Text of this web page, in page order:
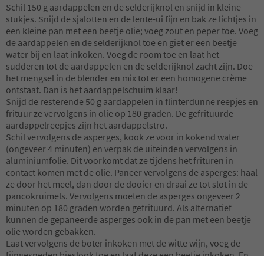
Schil 150 g aardappelen en de selderijknol en snijd in kleine
stukjes. Snijd de sjalotten en de lente-ui fijn en bak ze lichtjes in
een kleine pan met een beetje olie; voeg zout en peper toe. Voeg
de aardappelen en de selderijknol toe en giet er een beetje
water bij en laat inkoken. Voeg de room toe en laat het
sudderen tot de aardappelen en de selderijknol zacht zijn. Doe
het mengsel in de blender en mix tot er een homogene crème
ontstaat. Dan is het aardappelschuim klaar!
Snijd de resterende 50 g aardappelen in flinterdunne reepjes en
frituur ze vervolgens in olie op 180 graden. De gefrituurde
aardappelreepjes zijn het aardappelstro.
Schil vervolgens de asperges, kook ze voor in kokend water
(ongeveer 4 minuten) en verpak de uiteinden vervolgens in
aluminiumfolie. Dit voorkomt dat ze tijdens het frituren in
contact komen met de olie. Paneer vervolgens de asperges: haal
ze door het meel, dan door de dooier en draai ze tot slot in de
pancokruimels. Vervolgens moeten de asperges ongeveer 2
minuten op 180 graden worden gefrituurd. Als alternatief
kunnen de gepaneerde asperges ook in de pan met een beetje
olie worden gebakken.
Laat vervolgens de boter inkoken met de witte wijn, voeg de